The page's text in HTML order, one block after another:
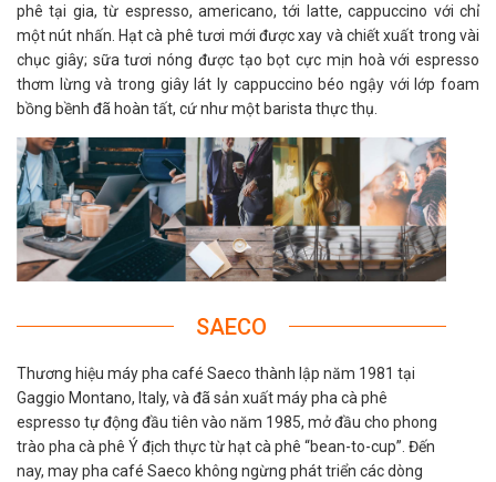
phê tại gia, từ espresso, americano, tới latte, cappuccino với chỉ
một nút nhấn. Hạt cà phê tươi mới được xay và chiết xuất trong vài
chục giây; sữa tươi nóng được tạo bọt cực mịn hoà với espresso
thơm lừng và trong giây lát ly cappuccino béo ngậy với lớp foam
bồng bềnh đã hoàn tất, cứ như một barista thực thụ.
SAECO
Thương hiệu máy pha café Saeco thành lập năm 1981 tại
Gaggio Montano, Italy, và đã sản xuất máy pha cà phê
espresso tự động đầu tiên vào năm 1985, mở đầu cho phong
trào pha cà phê Ý địch thực từ hạt cà phê “bean-to-cup”. Đến
nay, may pha café Saeco không ngừng phát triển các dòng